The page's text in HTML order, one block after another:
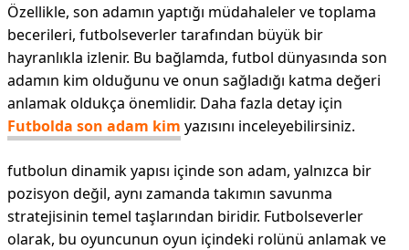
Özellikle, son adamın yaptığı müdahaleler ve toplama
becerileri, futbolseverler tarafından büyük bir
hayranlıkla izlenir. Bu bağlamda, futbol dünyasında son
adamın kim olduğunu ve onun sağladığı katma değeri
anlamak oldukça önemlidir. Daha fazla detay için
Futbolda son adam kim yazısını inceleyebilirsiniz.
futbolun dinamik yapısı içinde son adam, yalnızca bir
pozisyon değil, aynı zamanda takımın savunma
stratejisinin temel taşlarından biridir. Futbolseverler
olarak, bu oyuncunun oyun içindeki rolünü anlamak ve